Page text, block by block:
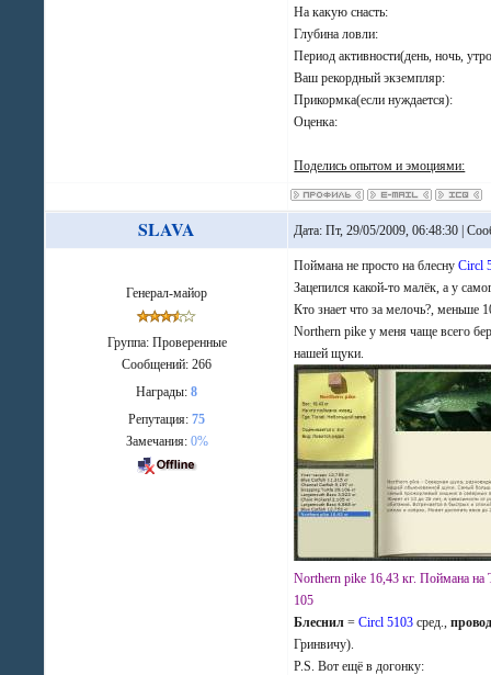
На какую снасть:
Глубина ловли:
Период активности(день, ночь,
Ваш рекордный экземпляр:
Прикормка(если нуждается):
Оценка:
Поделись опытом и эмоциями:
SLAVA Дата: Пт, 29/05/2009, 06:48:30 |
Генерал-майор
Группа: Проверенные
Сообщений:266
Награды:8
Репутация:75
Замечания: 0%
Поймана не просто на блеснуCircl
Зацепился какой-то малёк, а у
Кто знает что за мелочь?, меньше
Northern pike у меня чаще всего
нашей щуки.
Northern pike 16,43 кг. Поймана
105
Блеснил =Circl 5103 сред.,
Гринвичу).
P.S. Вот ещё в догонку: